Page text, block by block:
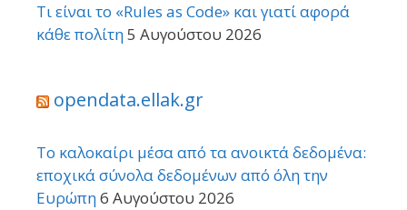
Τι είναι το «Rules as Code» και γιατί αφορά
κάθε πολίτη5 Αυγούστου 2026
opendata.ellak.gr
Το καλοκαίρι μέσα από τα ανοικτά δεδομένα:
εποχικά σύνολα δεδομένων από όλη την
Ευρώπη6 Αυγούστου 2026